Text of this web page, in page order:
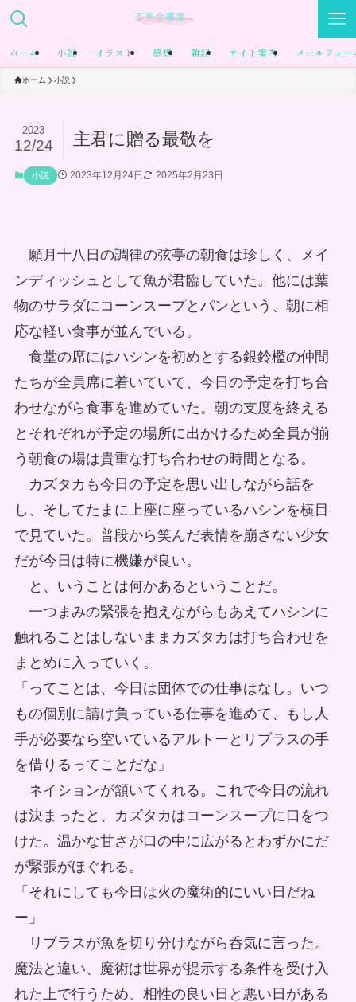
ホーム 小説 イラスト 感想 雑記 サイト案内 メールフォー
ホーム 小説
主君に贈る最敬を
2023
12/24
小説 2023年12月24日 2025年2月23日
願月十八日の調律の弦亭の朝食は珍しく、メイ
ンディッシュとして魚が君臨していた。他には葉
物のサラダにコーンスープとパンという、朝に相
応な軽い食事が並んでいる。
食堂の席にはハシンを初めとする銀鈴檻の仲間
たちが全員席に着いていて、今日の予定を打ち合
わせながら食事を進めていた。朝の支度を終える
とそれぞれが予定の場所に出かけるため全員が揃
う朝食の場は貴重な打ち合わせの時間となる。
カズタカも今日の予定を思い出しながら話を
し、そしてたまに上座に座っているハシンを横目
で見ていた。普段から笑んだ表情を崩さない少女
だが今日は特に機嫌が良い。
と、いうことは何かあるということだ。
一つまみの緊張を抱えながらもあえてハシンに
触れることはしないままカズタカは打ち合わせを
まとめに入っていく。
「ってことは、今日は団体での仕事はなし。いつ
もの個別に請け負っている仕事を進めて、もし人
手が必要なら空いているアルトーとリブラスの手
を借りるってことだな」
ネイションが頷いてくれる。これで今日の流れ
は決まったと、カズタカはコーンスープに口をつ
けた。温かな甘さが口の中に広がるとわずかにだ
が緊張がほぐれる。
「それにしても今日は火の魔術的にいい日だね
ー」
リブラスが魚を切り分けながら呑気に言った。
魔法と違い、魔術は世界が提示する条件を受け入
れた上で行うため、相性の良い日と悪い日がある